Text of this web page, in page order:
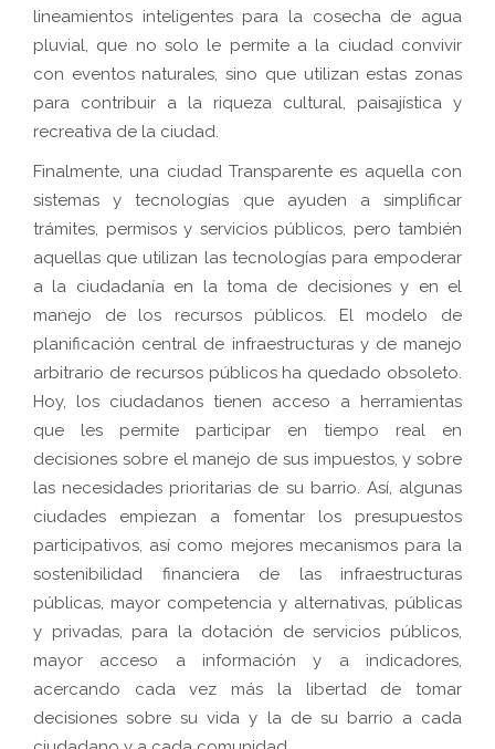
lineamientos inteligentes para la cosecha de agua
pluvial, que no solo le permite a la ciudad convivir
con eventos naturales, sino que utilizan estas zonas
para contribuir a la riqueza cultural, paisajística y
recreativa de la ciudad.
Finalmente, una ciudad Transparente es aquella con
sistemas y tecnologías que ayuden a simplificar
trámites, permisos y servicios públicos, pero también
aquellas que utilizan las tecnologías para empoderar
a la ciudadanía en la toma de decisiones y en el
manejo de los recursos públicos. El modelo de
planificación central de infraestructuras y de manejo
arbitrario de recursos públicos ha quedado obsoleto.
Hoy, los ciudadanos tienen acceso a herramientas
que les permite participar en tiempo real en
decisiones sobre el manejo de sus impuestos, y sobre
las necesidades prioritarias de su barrio. Así, algunas
ciudades empiezan a fomentar los presupuestos
participativos, así como mejores mecanismos para la
sostenibilidad financiera de las infraestructuras
públicas, mayor competencia y alternativas, públicas
y privadas, para la dotación de servicios públicos,
mayor acceso a información y a indicadores,
acercando cada vez más la libertad de tomar
decisiones sobre su vida y la de su barrio a cada